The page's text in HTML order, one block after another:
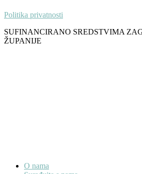
Politika privatnosti
SUFINANCIRANO SREDSTVIMA
ŽUPANIJE
O nama